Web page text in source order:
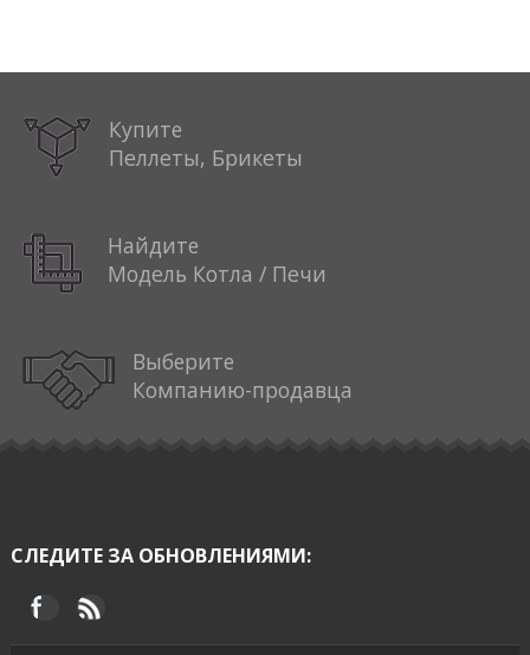
Купите
Пеллеты, Брикеты
Найдите
Модель Котла / Печи
Выберите
Компанию-продавца
СЛЕДИТЕ ЗА ОБНОВЛЕНИЯМИ: